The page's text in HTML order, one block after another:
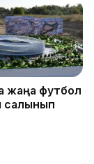
жаңа футбол
салынып